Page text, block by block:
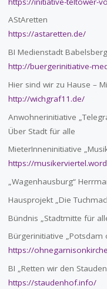
AStAretten
https://astaretten.de/
BI Medienstadt
http://buergerinitiative-
Hier sind wir zu Hause –
http://wichgraf11.de/
Anwohnerinitiative
Über Stadt für alle
MieterInneninitiative
https://
„Wagenhausburg“
Hausprojekt „Die
Bündnis „Stadtmitte für
Bürgerinitiative „Potsdam
https://
BI „Retten wir den
https://staudenhof.info/